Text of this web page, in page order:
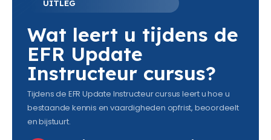
UITLEG
Wat leert u tijdens de
EFR Update
Instructeur cursus?
Tijdens de EFR Update Instructeur cursus leert u hoe u
bestaande kennis en vaardigheden opfrist, beoordeelt
en bijstuurt.